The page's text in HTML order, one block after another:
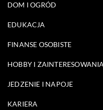
DOM I OGRÓD
EDUKACJA
FINANSE OSOBISTE
HOBBY I ZAINTERESOWANIA
JEDZENIE I NAPOJE
KARIERA